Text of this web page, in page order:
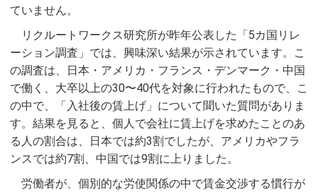
ていません。
リクルートワークス研究所が昨年公表した「5カ国リレ
ーション調査」では、興味深い結果が示されています。こ
の調査は、日本・アメリカ・フランス・デンマーク・中国
で働く、大卒以上の30〜40代を対象に行われたもので、こ
の中で、「入社後の賃上げ」について聞いた質問がありま
す。結果を見ると、個人で会社に賃上げを求めたことのあ
る人の割合は、日本では約3割でしたが、アメリカやフラ
ンスでは約7割、中国では9割に上りました。
労働者が、個別的な労使関係の中で賃金交渉する慣行が